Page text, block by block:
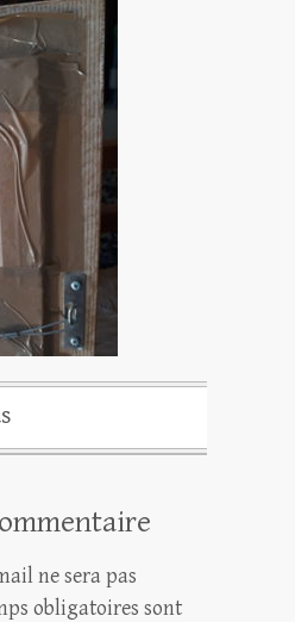
ne sera pas
obligatoires sont